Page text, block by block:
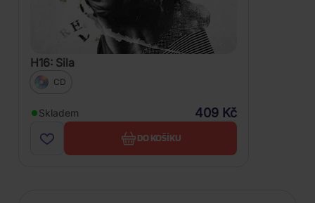
H16: Sila
CD
Skladem 409 Kč
DO KOŠÍKU